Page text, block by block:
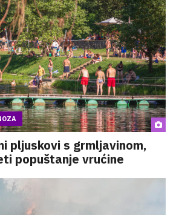
pljuskovi s grmljavinom,
popuštanje vrućine